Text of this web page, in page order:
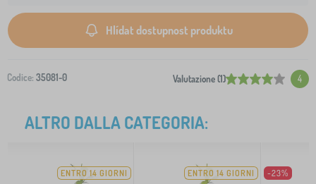
Hlídat dostupnost produktu
Codice: 35081-0 Valutazione (1) 4
ALTRO DALLA CATEGORIA:
ENTRO 14 GIORNI ENTRO 14 GIORNI -23%